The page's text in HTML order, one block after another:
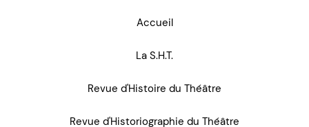
Accueil
La S.H.T.
Revue d'Histoire du Théâtre
Revue d'Historiographie du Théâtre